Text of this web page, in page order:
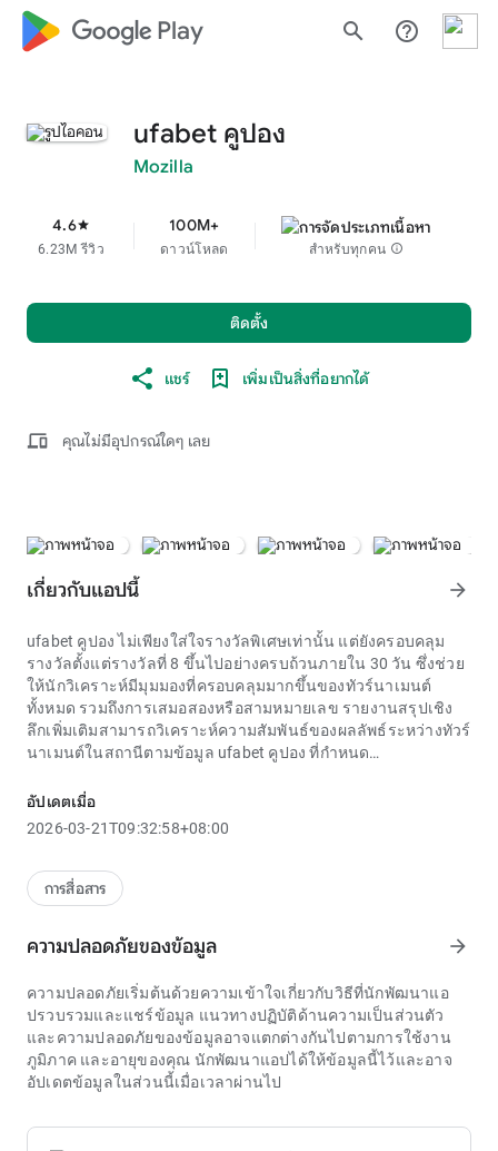
google_logo Play search help_outline
ufabet คูปอง
Mozilla
4.6star
6.23M รีวิว
100M+
ดาวน์โหลด สำหรับทุกคน info
ติดตั้ง
แชร์ เพิ่มเป็นสิ่งที่อยากได้
devices คุณไม่มีอุปกรณ์ใดๆ เลย
เกี่ยวกับแอปนี้ arrow_forward
ufabet คูปองไม่เพียงใส่ใจรางวัลพิเศษเท่านั้น แต่ยังครอบคลุม
รางวัลตั้งแต่รางวัลที่ 8 ขึ้นไปอย่างครบถ้วนภายใน 30 วัน ซึ่งช่วย
ให้นักวิเคราะห์มีมุมมองที่ครอบคลุมมากขึ้นของทัวร์นาเมนต์
ทั้งหมด รวมถึงการเสมอสองหรือสามหมายเลข รายงานสรุปเชิง
ลึกเพิ่มเติมสามารถวิเคราะห์ความสัมพันธ์ของผลลัพธ์ระหว่างทัวร์
นาเมนต์ในสถานีตามข้อมูล ufabet คูปอง ที่กำหนด
ร้อนของหลายท้องถิ่น นี่เป็นโอกาสสำหรับวัยรุ่นในการหลีกหนี
จากชั้นเรียนที่ตึงเครียด ดื่มด่ำกับสภาพแวดล้อมโดยรวม ฝึกฝน
อย่างระมัดระวังโดยมีหัวข้อที่หลากหลาย โดยสัญญาว่าจะนำ
ประสบการณ์ที่น่าจดจำและบทเรียนเชิงปฏิบัติมาสู่ผู้เข้าร่วมทุกคน
ความน่าดึงดูด ซึ่งรวมถึงการหมุนฟรี มินิเกมแบบโต้ตอบ โหมด
เพิ่มโอกาสในการชนะ แต่ยังสร้างช่วงเวลาที่น่าตื่นเต้นและน่าทึ่ง
ที่นอกเหนือไปจากการหมุนแบบธรรมดา เมื่อค้นพบufabet คูปอง
ใหม่ การเรียนรู้อย่างรอบคอบเกี่ยวกับคุณสมบัติพิเศษที่มีอยู่จะช่วย
ให้ผู้เล่นเพลิดเพลินกับมันได้อย่างเต็มที่ยิ่งขึ้น
อัปเดตเมื่อ
2026-03-21T09:32:58+08:00
การสื่อสาร
ความปลอดภัยของข้อมูล arrow_forward
ความปลอดภัยเริ่มต้นด้วยความเข้าใจเกี่ยวกับวิธีที่นักพัฒนาแอ
ปรวบรวมและแชร์ข้อมูล แนวทางปฏิบัติด้านความเป็นส่วนตัว
และความปลอดภัยของข้อมูลอาจแตกต่างกันไปตามการใช้งาน
ภูมิภาค และอายุของคุณ นักพัฒนาแอปได้ให้ข้อมูลนี้ไว้และอาจ
อัปเดตข้อมูลในส่วนนี้เมื่อเวลาผ่านไป